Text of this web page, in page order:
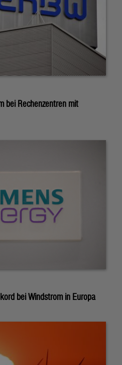
bei Rechenzentren mit
bei Windstrom in Europa